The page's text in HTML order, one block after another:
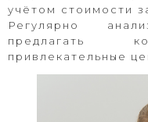
учётом стоимости
Регулярно
предлагать
привлекательные